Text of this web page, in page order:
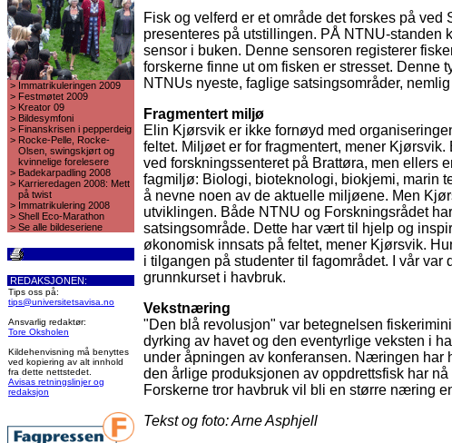
> Immatrikuleringen 2009
> Festmøtet 2009
> Kreator 09
> Bildesymfoni
> Finanskrisen i pepperdeig
> Rocke-Pelle, Rocke-
Olsen, swingskjørt og
kvinnelige forelesere
> Badekarpadling 2008
> Karrieredagen 2008: Mett
på twist
> Immatrikulering 2008
> Shell Eco-Marathon
> Se alle bildeseriene
REDAKSJONEN:
Tips oss på:
tips@universitetsavisa.no
Ansvarlig redaktør:
Tore Oksholen
Kildehenvisning må benyttes
ved kopiering av alt innhold
fra dette nettstedet.
Avisas retningslinjer og
redaksjon
Fisk og velferd er et område det forskes på ved
presenteres på utstillingen. PÅ NTNU-standen
sensor i buken. Denne sensoren registerer
forskerne finne ut om fisken er stresset. Denne
NTNUs nyeste, faglige satsingsområder,
Fragmentert miljø
Elin Kjørsvik er ikke fornøyd med
feltet. Miljøet er for fragmentert, mener
ved forskningssenteret på Brattøra, men ellers
fagmiljø: Biologi, bioteknologi, biokjemi, marin
å nevne noen av de aktuelle miljøene. Men
utviklingen. Både NTNU og Forskningsrådet
satsingsområde. Dette har vært til hjelp og
økonomisk innsats på feltet, mener Kjørsvik.
i tilgangen på studenter til fagområdet. I vår var
grunnkurset i havbruk.
Vekstnæring
"Den blå revolusjon" var betegnelsen
dyrking av havet og den eventyrlige veksten i
under åpningen av konferansen. Næringen har
den årlige produksjonen av oppdrettsfisk har
Forskerne tror havbruk vil bli en større næring
Tekst og foto: Arne Asphjell